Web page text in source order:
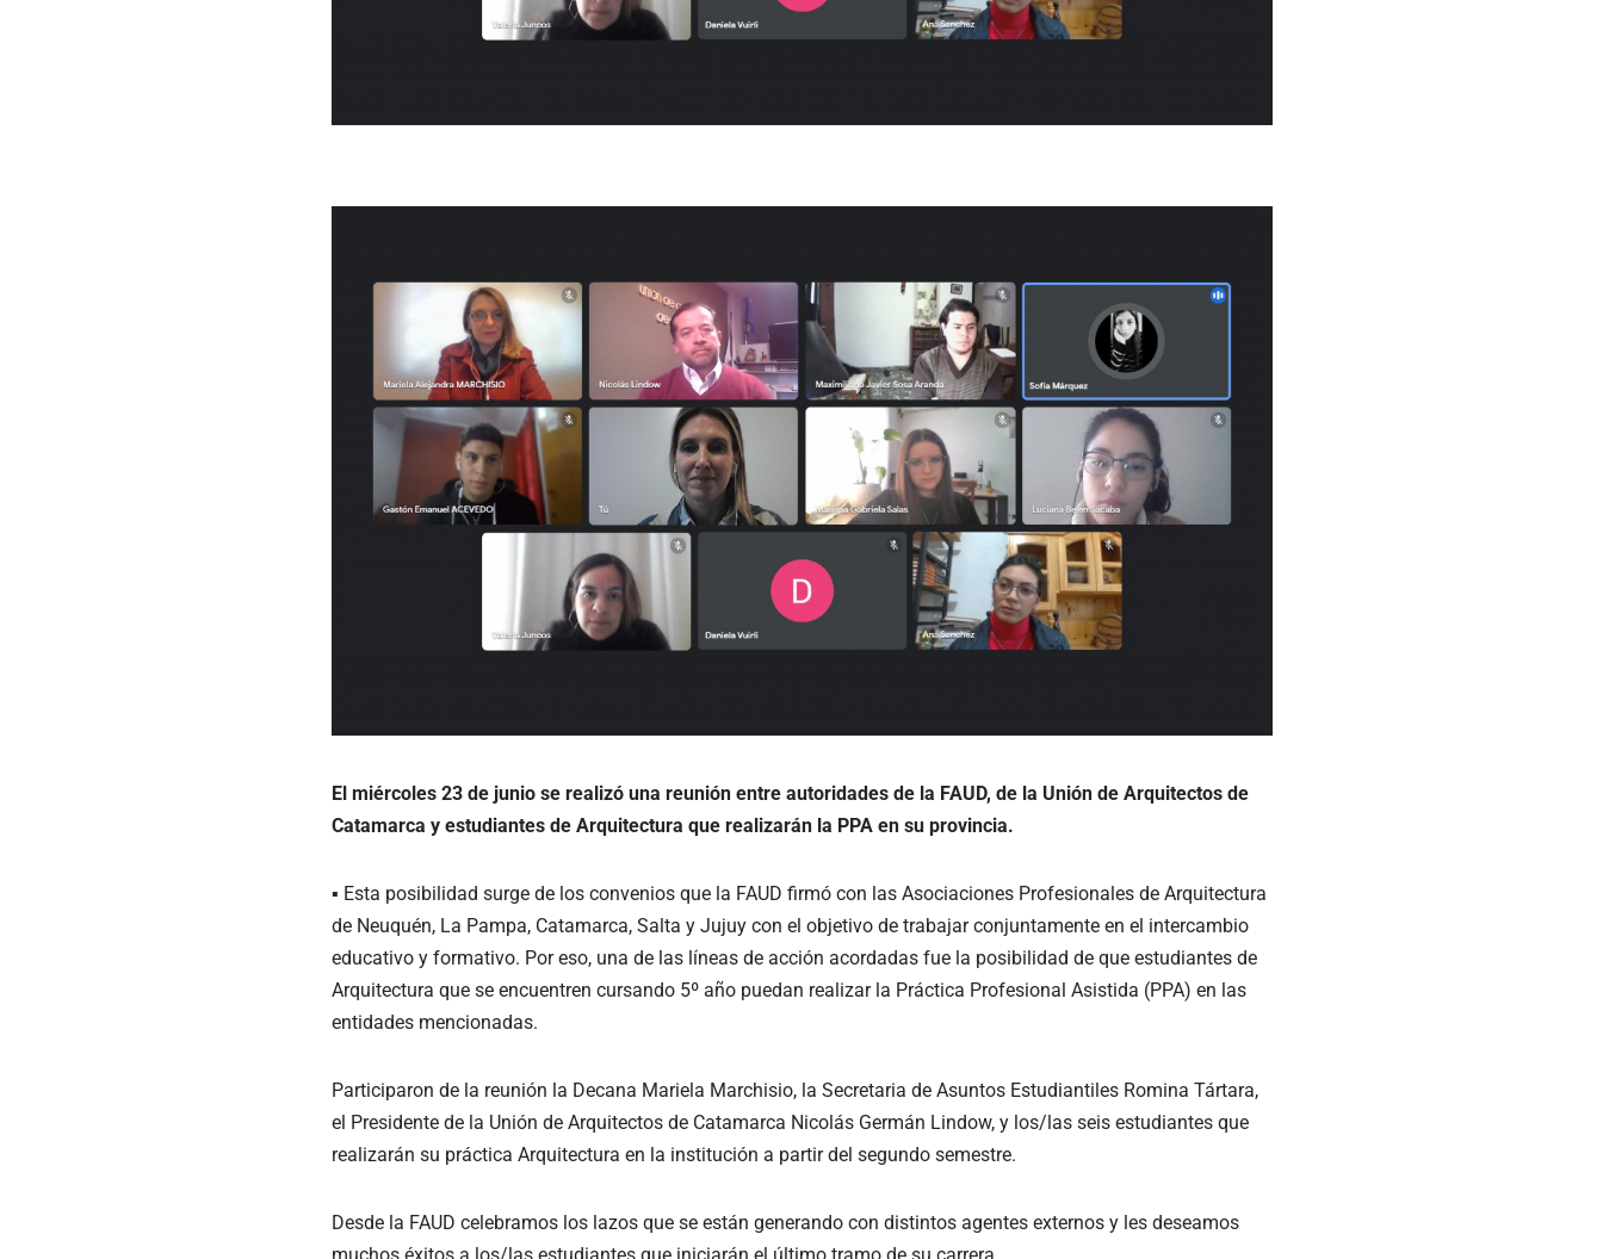
El miércoles 23 de junio se realizó una reunión entre autoridades de la FAUD, de la Unión de Arquitectos de
Catamarca y estudiantes de Arquitectura que realizarán la PPA en su provincia.
▪ Esta posibilidad surge de los convenios que la FAUD firmó con las Asociaciones Profesionales de Arquitectura
de Neuquén, La Pampa, Catamarca, Salta y Jujuy con el objetivo de trabajar conjuntamente en el intercambio
educativo y formativo. Por eso, una de las líneas de acción acordadas fue la posibilidad de que estudiantes de
Arquitectura que se encuentren cursando 5º año puedan realizar la Práctica Profesional Asistida (PPA) en las
entidades mencionadas.
Participaron de la reunión la Decana Mariela Marchisio, la Secretaria de Asuntos Estudiantiles Romina Tártara,
el Presidente de la Unión de Arquitectos de Catamarca Nicolás Germán Lindow, y los/las seis estudiantes que
realizarán su práctica Arquitectura en la institución a partir del segundo semestre.
Desde la FAUD celebramos los lazos que se están generando con distintos agentes externos y les deseamos
muchos éxitos a los/las estudiantes que iniciarán el último tramo de su carrera.